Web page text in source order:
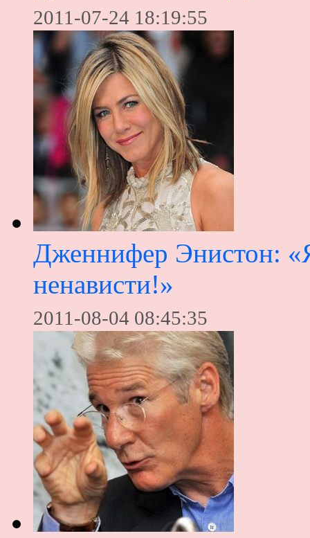
2011-07-24 18:19:55
Дженнифер Энистон:
ненависти!»
2011-08-04 08:45:35